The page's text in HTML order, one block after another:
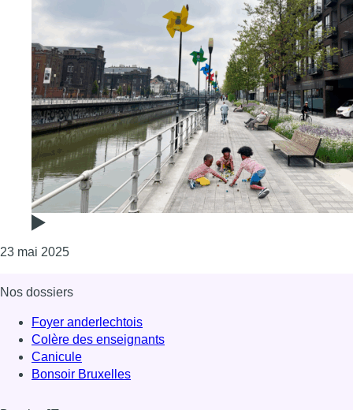
23 mai 2025Consulter l'article "Molenbeek veut créer une
Nos dossiers
Foyer anderlechtois
Colère des enseignants
Canicule
Bonsoir Bruxelles